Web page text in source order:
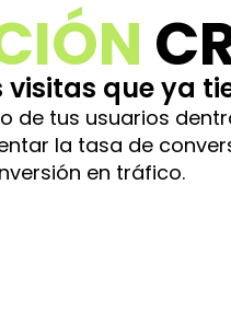
que ya
de tus usuarios
la tasa de
en tráfico.